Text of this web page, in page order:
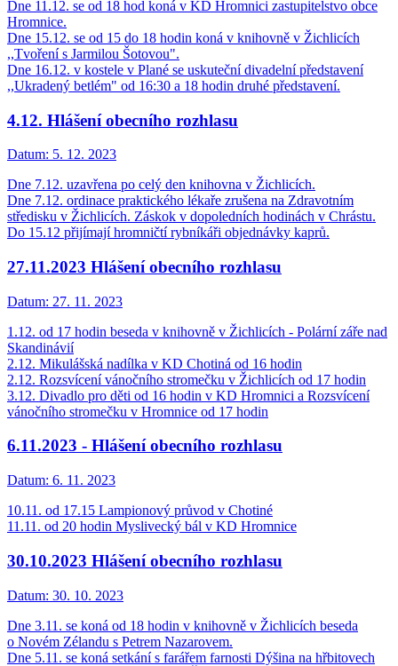
Dne 11.12. se od 18 hod koná v KD Hromnici zastupitelstvo obce
Hromnice.
Dne 15.12. se od 15 do 18 hodin koná v knihovně v Žichlicích
,,Tvoření s Jarmilou Šotovou".
Dne 16.12. v kostele v Plané se uskuteční divadelní představení
,,Ukradený betlém" od 16:30 a 18 hodin druhé představení.
4.12. Hlášení obecního rozhlasu
Datum: 5. 12. 2023
Dne 7.12. uzavřena po celý den knihovna v Žichlicích.
Dne 7.12. ordinace praktického lékaře zrušena na Zdravotním
středisku v Žichlicích. Záskok v dopoledních hodinách v Chrástu.
Do 15.12 přijímají hromničtí rybníkáři objednávky kaprů.
27.11.2023 Hlášení obecního rozhlasu
Datum: 27. 11. 2023
1.12. od 17 hodin beseda v knihovně v Žichlicích - Polární záře nad
Skandinávií
2.12. Mikulášská nadílka v KD Chotiná od 16 hodin
2.12. Rozsvícení vánočního stromečku v Žichlicích od 17 hodin
3.12. Divadlo pro děti od 16 hodin v KD Hromnici a Rozsvícení
vánočního stromečku v Hromnice od 17 hodin
6.11.2023 - Hlášení obecního rozhlasu
Datum: 6. 11. 2023
10.11. od 17.15 Lampionový průvod v Chotiné
11.11. od 20 hodin Myslivecký bál v KD Hromnice
30.10.2023 Hlášení obecního rozhlasu
Datum: 30. 10. 2023
Dne 3.11. se koná od 18 hodin v knihovně v Žichlicích beseda
o Novém Zélandu s Petrem Nazarovem.
Dne 5.11. se koná setkání s farářem farnosti Dýšina na hřbitovech